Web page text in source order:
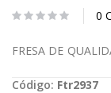
0
FRESA DE
Código: Ftr2937